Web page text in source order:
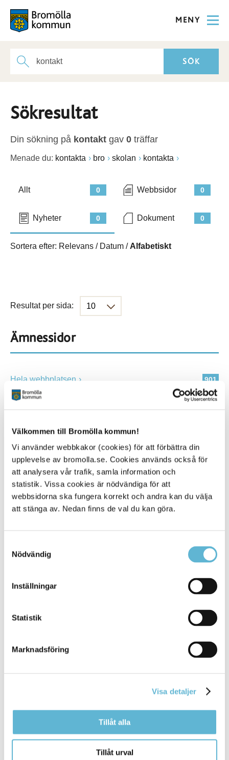
Välkommen till Bromölla kommun!
Vi använder webbkakor (cookies) för att förbättra din
upplevelse av bromolla.se. Cookies används också för
att analysera vår trafik, samla information och
statistik. Vissa cookies är nödvändiga för att
webbsidorna ska fungera korrekt och andra kan du välja
att stänga av. Nedan finns de val du kan göra.
Nödvändig
Inställningar
Statistik
Marknadsföring
Visa detaljer
Tillåt alla
Tillåt urval
MENY
Sökresultat
Din sökning på kontakt gav 0 träffar
Menade du: kontakta bro skolan kontakta
0
Allt 0
Webbsidor
0
Nyheter 0
Dokument
Sortera efter: Relevans / Datum / Alfabetiskt
Resultat per sida:
Ämnessidor
901
Hela webbplatsen
Alla platser
KONTAKT
Besöksadress
Box 18, 295 21 Bromölla
Fax: 0456-82 22 00